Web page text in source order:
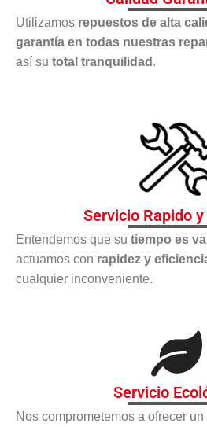
Utilizamos repuestos de alta
garantía en todas nuestras
así su total tranquilidad .
Servicio Rapido
Entendemos que su tiempo es
actuamos con rapidez y
cualquier inconveniente.
Servicio
Nos comprometemos a ofrecer un